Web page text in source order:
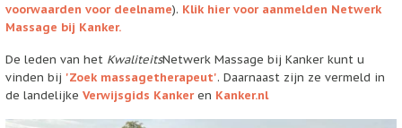
voorwaarden voor deelname). Klik hier voor aanmelden Netwerk
Massage bij Kanker.
De leden van het KwaliteitsNetwerk Massage bij Kanker kunt u
vinden bij 'Zoek massagetherapeut'. Daarnaast zijn ze vermeld in
de landelijkeVerwijsgids Kankeren Kanker.nl